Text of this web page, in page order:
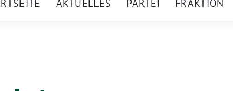
AKTUELLES PARTEI FRAKTION